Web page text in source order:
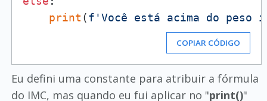
print (f'Você está acima do peso
COPIAR CÓDIGO
Eu defini uma constante para atribuir a fórmula
do IMC, mas quando eu fui aplicar no "print()"